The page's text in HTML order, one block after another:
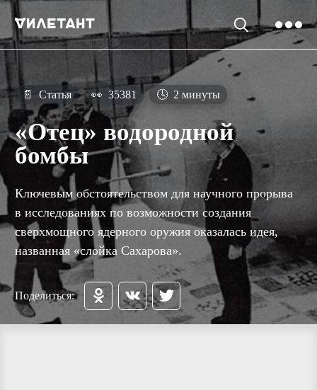
📄 Статья 👀 35381 🕓 2 минуты
«Отец» водородной
бомбы
Ключевым обстоятельством для научного прорыва
в исследованиях по возможности создания
сверхмощного ядерного оружия оказалась идея,
названная «слойка Сахарова».
Поделиться: